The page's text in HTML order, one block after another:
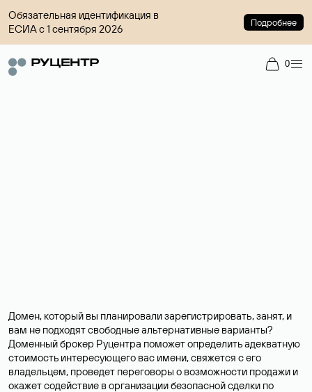
Обязательная идентификация в
ЕСИА с 1 сентября 2026
Подробнее
0
Домен, который вы планировали зарегистрировать, занят, и
вам не подходят свободные альтернативные варианты?
Доменный брокер Руцентра поможет определить адекватную
стоимость интересующего вас имени, свяжется с его
владельцем, проведет переговоры о возможности продажи и
окажет содействие в организации безопасной сделки по